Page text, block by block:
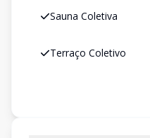
Sauna Coletiva
Terraço Coletivo